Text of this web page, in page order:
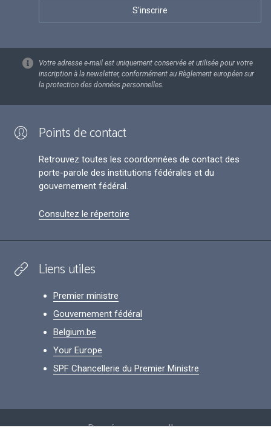
Votre adresse e-mail est uniquement conservée et utilisée pour votre
inscription à la newsletter, conformément au Règlement européen sur
la protection des données personnelles.
Points de contact
Retrouvez toutes les coordonnées de contact des
porte-parole des institutions fédérales et du
gouvernement fédéral.
Consultez le répertoire
Liens utiles
Premier ministre
Gouvernement fédéral
Belgium.be
Your Europe
SPF Chancellerie du Premier Ministre
Données personnelles